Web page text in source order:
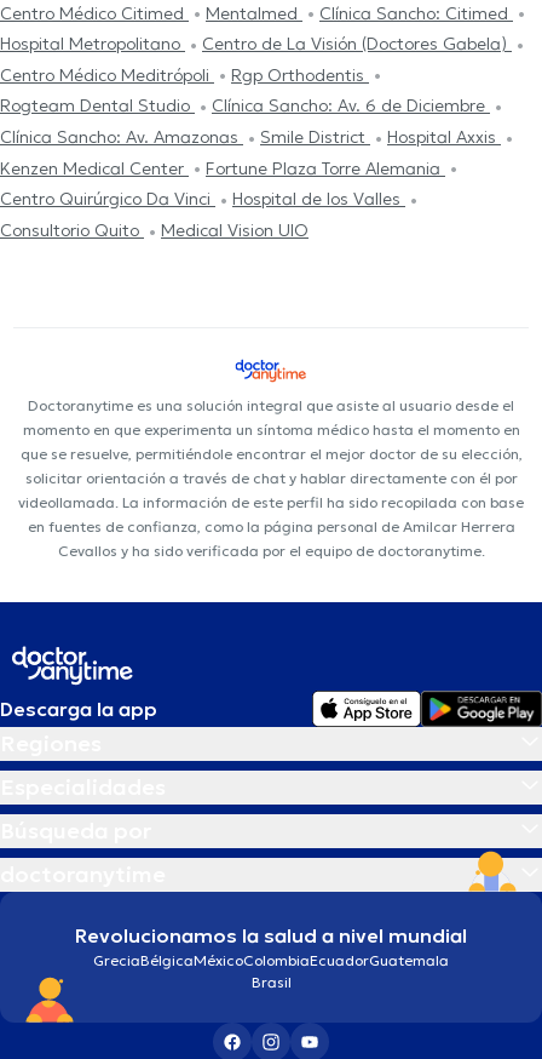
Centro Médico Citimed
Mentalmed
Clínica Sancho: Citimed
Hospital Metropolitano
Centro de La Visión (Doctores Gabela)
Centro Médico Meditrópoli
Rgp Orthodentis
Rogteam Dental Studio
Clínica Sancho: Av. 6 de Diciembre
Clínica Sancho: Av. Amazonas
Smile District
Hospital Axxis
Kenzen Medical Center
Fortune Plaza Torre Alemania
Centro Quirúrgico Da Vinci
Hospital de los Valles
Consultorio Quito
Medical Vision UIO
Doctoranytime es una solución integral que asiste al usuario desde el
momento en que experimenta un síntoma médico hasta el momento en
que se resuelve, permitiéndole encontrar el mejor doctor de su elección,
solicitar orientación a través de chat y hablar directamente con él por
videollamada. La información de este perfil ha sido recopilada con base
en fuentes de confianza, como la página personal de Amilcar Herrera
Cevallos y ha sido verificada por el equipo de doctoranytime.
Descarga la app
Revolucionamos la salud a nivel mundial
GreciaBélgicaMéxicoColombiaEcuadorGuatemala
Brasil